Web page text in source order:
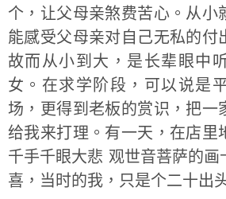
个，让父母亲煞费苦心。从小
能感受父母亲对自己无私的付
故而从小到大，是长辈眼中
女。在求学阶段，可以说是
场，更得到老板的赏识，把一
给我来打理。有一天，在店里
千手千眼大悲 观世音菩萨的画
喜，当时的我，只是个二十出